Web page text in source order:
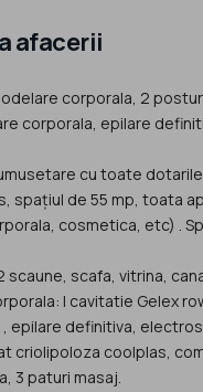
afacerii
corporala, 2
corporala, epilare
cu toate
spațiul de 55 mp, toata
cosmetica, etc) .
scaune, scafa, vitrina,
l cavitatie Gelex
epilare definitiva,
criolipoloza coolplas,
3 paturi masaj.